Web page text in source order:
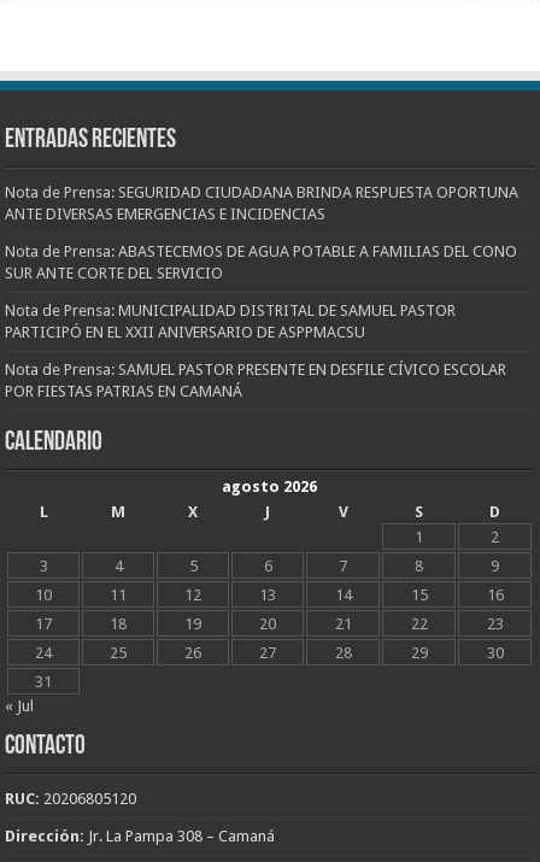
Entradas recientes
Nota de Prensa: SEGURIDAD CIUDADANA BRINDA RESPUESTA OPORTUNA
ANTE DIVERSAS EMERGENCIAS E INCIDENCIAS
Nota de Prensa: ABASTECEMOS DE AGUA POTABLE A FAMILIAS DEL CONO
SUR ANTE CORTE DEL SERVICIO
Nota de Prensa: MUNICIPALIDAD DISTRITAL DE SAMUEL PASTOR
PARTICIPÓ EN EL XXII ANIVERSARIO DE ASPPMACSU
Nota de Prensa: SAMUEL PASTOR PRESENTE EN DESFILE CÍVICO ESCOLAR
POR FIESTAS PATRIAS EN CAMANÁ
CALENDARIO
agosto 2026
L
M X J V S
D
1
2
3
4 5 6 7 8
9
10
11 12 13 14 15
16
17
18 19 20 21 22
23
24
25 26 27 28 29
30
31
« Jul
CONTACTO
RUC: 20206805120
Dirección: Jr. La Pampa 308 – Camaná